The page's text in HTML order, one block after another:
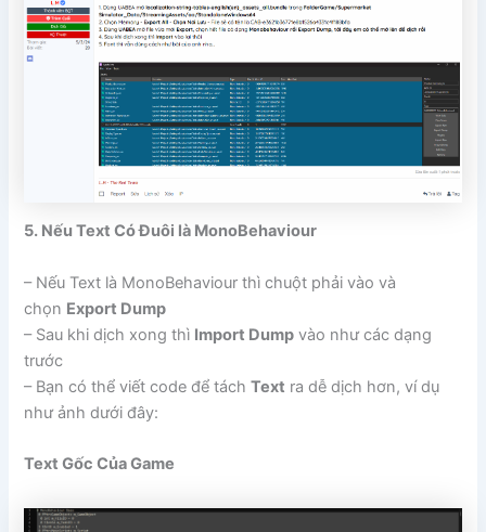
5. Nếu Text Có Đuôi là MonoBehaviour
– Nếu Text là MonoBehaviour thì chuột phải vào và
chọn Export Dump
– Sau khi dịch xong thì Import Dump vào như các dạng
trước
– Bạn có thể viết code để táchText ra dễ dịch hơn, ví dụ
như ảnh dưới đây:
Text Gốc Của Game